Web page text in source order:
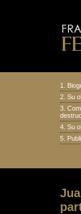
1.
2. Su
3.
4. Su
5.